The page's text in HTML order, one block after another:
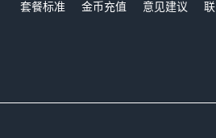
套餐标准
金币充值 意见建议 联